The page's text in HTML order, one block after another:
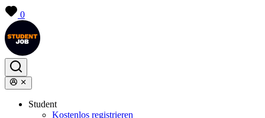
0
Student
Kostenlos registrieren